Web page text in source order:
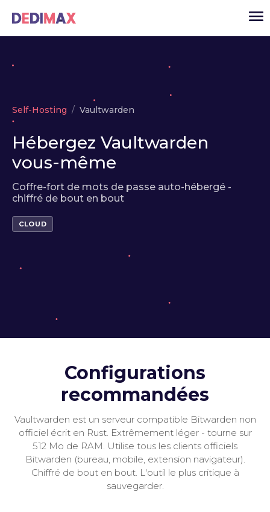
Self-Hosting Vaultwarden
Hébergez Vaultwarden
vous-même
Coffre-fort de mots de passe auto-hébergé -
chiffré de bout en bout
CLOUD
Configurations
recommandées
Vaultwarden est un serveur compatible Bitwarden non
officiel écrit en Rust. Extrêmement léger - tourne sur
512 Mo de RAM. Utilise tous les clients officiels
Bitwarden (bureau, mobile, extension navigateur).
Chiffré de bout en bout. L'outil le plus critique à
sauvegarder.